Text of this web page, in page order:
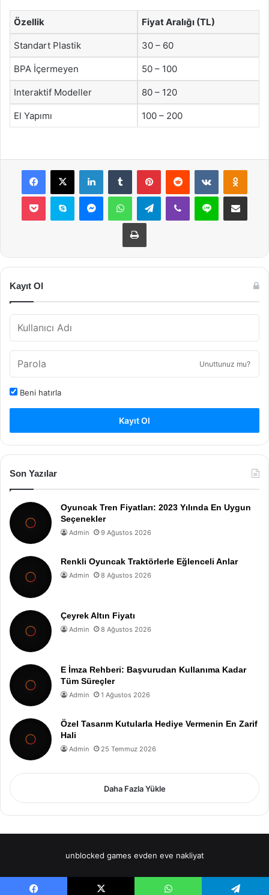
Özellik Fiyat Aralığı (TL)
Standart Plastik 30 – 60
BPA İçermeyen 50 – 100
Interaktif Modeller 80 – 120
El Yapımı 100 – 200
Facebook
X LinkedInTumblr PinterestReddit VKontakte
Pocket Skype MessengerWhatsAppTelegramViber Line E-Posta ile
Yazdır
Kayıt Ol
Unuttunuz mu?
Beni hatırla
Kayıt Ol
Son Yazılar
Oyuncak Tren Fiyatları: 2023 Yılında En Uygun
Seçenekler
Admin 9 Ağustos 2026
Renkli Oyuncak Traktörlerle Eğlenceli Anlar
Admin 8 Ağustos 2026
Çeyrek Altın Fiyatı
Admin 8 Ağustos 2026
E İmza Rehberi: Başvurudan Kullanıma Kadar
Tüm Süreçler
Admin 1 Ağustos 2026
Özel Tasarım Kutularla Hediye Vermenin En Zarif
Hali
Admin 25 Temmuz 2026
Daha Fazla Yükle
unblocked games evden eve nakliyat